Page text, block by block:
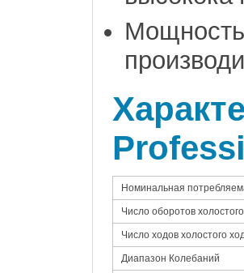
Номинальная
Число оборотов
Число ходов холостого
Диапазон Колебаний